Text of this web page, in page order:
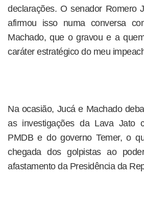
declarações. O senador Romero
afirmou isso numa conversa
Machado, que o gravou e a
caráter estratégico do meu
Na ocasião, Jucá e Machado
as investigações da Lava Jato
PMDB e do governo Temer, o
chegada dos golpistas ao
afastamento da Presidência da